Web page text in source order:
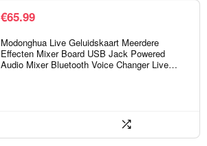
€65.99
Modonghua Live Geluidskaart Meerdere
Effecten Mixer Board USB Jack Powered
Audio Mixer Bluetooth Voice Changer Live…